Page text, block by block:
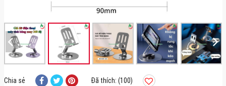
Chia sẻ Đã thích: (100)